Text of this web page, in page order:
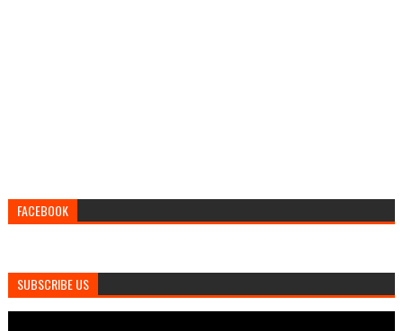
FACEBOOK
SUBSCRIBE US